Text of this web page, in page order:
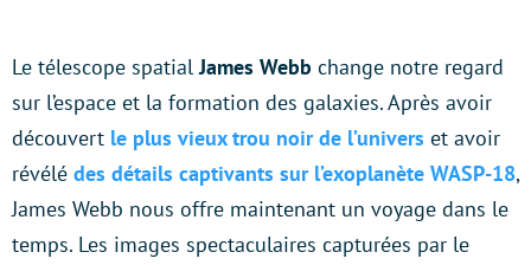
Le télescope spatialJames Webb change notre regard
sur l’espace et la formation des galaxies. Après avoir
découvert le plus vieux trou noir de l’univers et avoir
révélé des détails captivants sur l’exoplanète WASP-18,
James Webb nous offre maintenant un voyage dans le
temps. Les images spectaculaires capturées par le